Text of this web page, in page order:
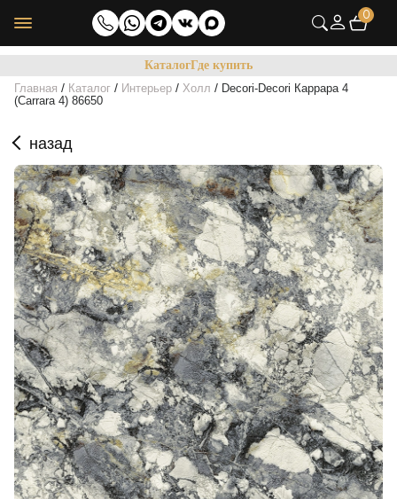
0
КаталогГде купить
Главная / Каталог / Интерьер / Холл / Decori-Decori Каррара 4
(Carrara 4) 86650
назад